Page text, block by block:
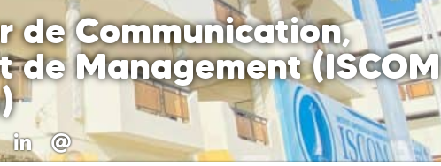
de Communication,
de Management (ISCOM